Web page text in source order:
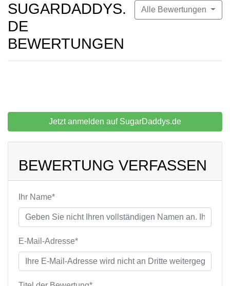
Alle Bewertungen
SUGARDADDYS.
DE
BEWERTUNGEN
Jetzt anmelden auf SugarDaddys.de
BEWERTUNG VERFASSEN
Ihr Name*
E-Mail-Adresse*